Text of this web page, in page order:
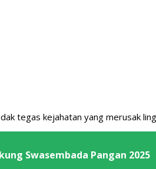
tegas kejahatan yang merusak
Swasembada Pangan 2025